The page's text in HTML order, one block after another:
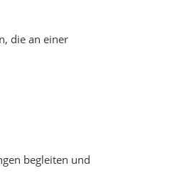
die an einer
begleiten und